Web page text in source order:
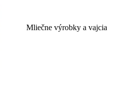
Mliečne výrobky a vajcia